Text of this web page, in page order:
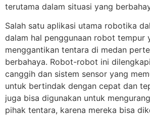
terutama dalam situasi yang
Salah satu aplikasi utama robotika
dalam hal penggunaan robot tempur
menggantikan tentara di medan
berbahaya. Robot-robot ini
canggih dan sistem sensor yang
untuk bertindak dengan cepat dan
juga bisa digunakan untuk
pihak tentara, karena mereka bisa